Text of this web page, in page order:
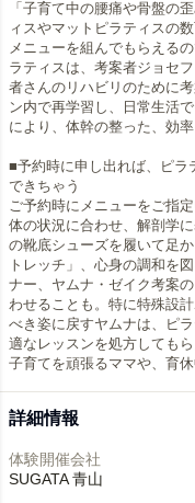
「子育て中の腰痛や骨盤の
ィスやマットピラティスの
メニューを組んでもらえる
ラティスは、考案者ジョセ
者さんのリハビリのために
ン内で再学習し、日常生活
により、体幹の整った、効
■予約時に申し出れば、ピラ
できちゃう
ご予約時にメニューをご指
体の状況に合わせ、解剖学
の靴底シューズを履いて足
トレッチ」、心身の調和を
ナー、ヤムナ・ゼイク考案
わせることも。特に特殊設
べき姿に戻すヤムナは、ピ
適なレッスンを処方しても
子育てを頑張るママや、育
詳細情報
体験開催会社
SUGATA 青山